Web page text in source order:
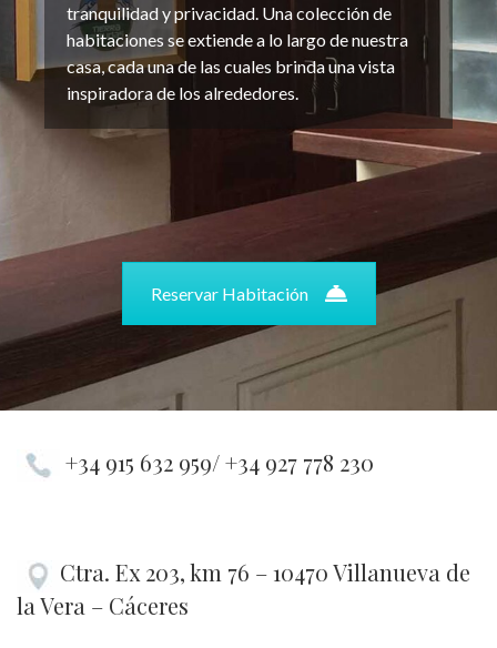
tranquilidad y privacidad. Una colección de
habitaciones se extiende a lo largo de nuestra
casa, cada una de las cuales brinda una vista
inspiradora de los alrededores.
Reservar Habitación
+34 915 632 959/ +34 927 778 230
Ctra. Ex 203, km 76 – 10470 Villanueva de
la Vera – Cáceres